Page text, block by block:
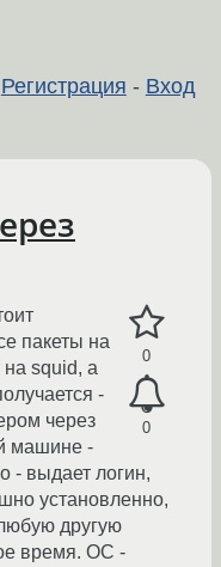
Регистрация - Вход
0
0
пакеты на
на squid, а
-
через
машине -
- выдает логин,
установленно,
другую
время. ОС -